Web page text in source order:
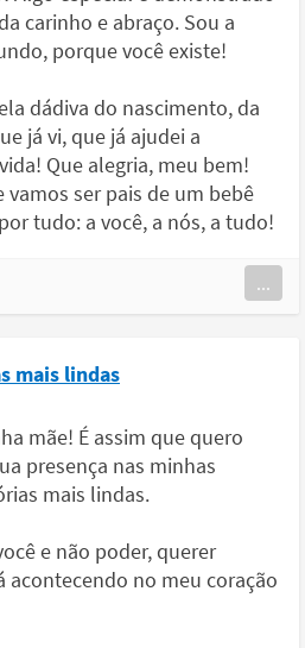
carinho e abraço. Sou a
porque você existe!
dádiva do nascimento, da
já vi, que já ajudei a
Que alegria, meu bem!
ser pais de um bebê
tudo: a você, a nós, a tudo!
...
mais lindas
mãe! É assim que quero
presença nas minhas
mais lindas.
e não poder, querer
no meu coração